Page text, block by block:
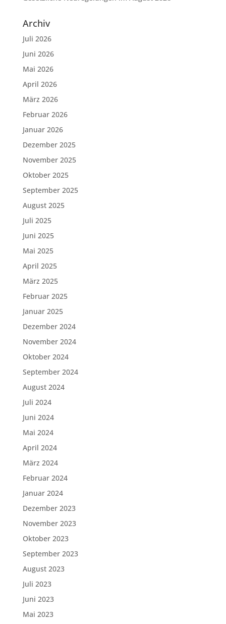
Archiv
Juli 2026
Juni 2026
Mai 2026
April 2026
März 2026
Februar 2026
Januar 2026
Dezember 2025
November 2025
Oktober 2025
September 2025
August 2025
Juli 2025
Juni 2025
Mai 2025
April 2025
März 2025
Februar 2025
Januar 2025
Dezember 2024
November 2024
Oktober 2024
September 2024
August 2024
Juli 2024
Juni 2024
Mai 2024
April 2024
März 2024
Februar 2024
Januar 2024
Dezember 2023
November 2023
Oktober 2023
September 2023
August 2023
Juli 2023
Juni 2023
Mai 2023